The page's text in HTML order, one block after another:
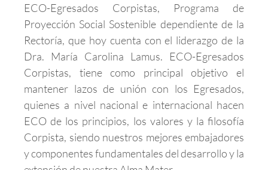
ECO-Egresados Corpistas, Programa de
Proyección Social Sostenible dependiente de la
Rectoría, que hoy cuenta con el liderazgo de la
Dra. María Carolina Lamus. ECO-Egresados
Corpistas, tiene como principal objetivo el
mantener lazos de unión con los Egresados,
quienes a nivel nacional e internacional hacen
ECO de los principios, los valores y la filosofía
Corpista, siendo nuestros mejores embajadores
y componentes fundamentales del desarrollo y la